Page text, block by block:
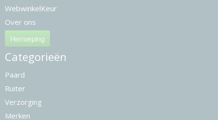
WebwinkelKeur
Over ons
Herroeping
Categorieën
Paard
Ruiter
Verzorging
Merken